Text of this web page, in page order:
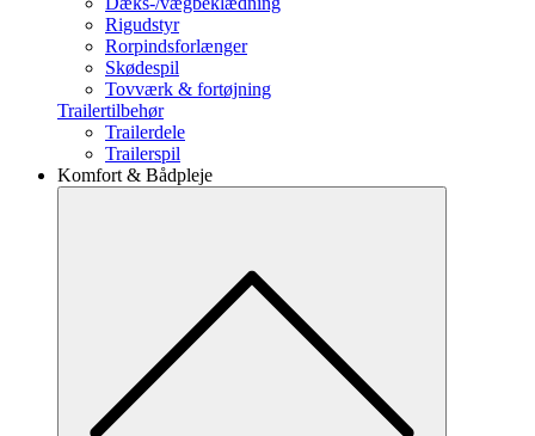
Rigudstyr
Rorpindsforlænger
Skødespil
Tovværk & fortøjning
Trailertilbehør
Trailerdele
Trailerspil
Komfort & Bådpleje